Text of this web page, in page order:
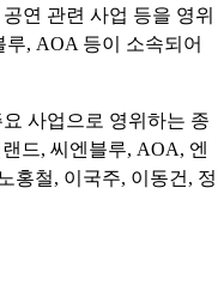
연 관련 사업 등을 영위
, AOA 등이 소속되어
사업으로 영위하는 종
드, 씨엔블루, AOA, 엔
홍철, 이국주, 이동건, 정